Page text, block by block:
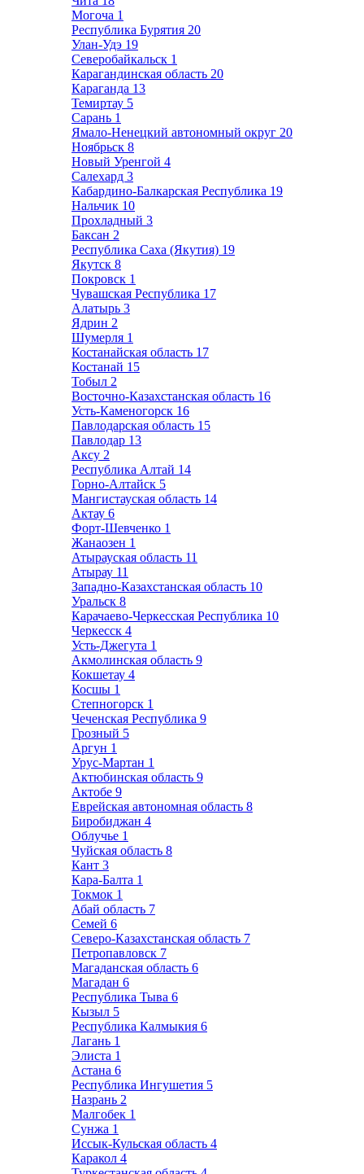
Могоча 1
Республика Бурятия 20
Улан-Удэ 19
Северобайкальск 1
Карагандинская область 20
Караганда 13
Темиртау 5
Сарань 1
Ямало-Ненецкий автономный округ 20
Ноябрьск 8
Новый Уренгой 4
Салехард 3
Кабардино-Балкарская Республика 19
Нальчик 10
Прохладный 3
Баксан 2
Республика Саха (Якутия) 19
Якутск 8
Покровск 1
Чувашская Республика 17
Алатырь 3
Ядрин 2
Шумерля 1
Костанайская область 17
Костанай 15
Тобыл 2
Восточно-Казахстанская область 16
Усть-Каменогорск 16
Павлодарская область 15
Павлодар 13
Аксу 2
Республика Алтай 14
Горно-Алтайск 5
Мангистауская область 14
Актау 6
Форт-Шевченко 1
Жанаозен 1
Атырауская область 11
Атырау 11
Западно-Казахстанская область 10
Уральск 8
Карачаево-Черкесская Республика 10
Черкесск 4
Усть-Джегута 1
Акмолинская область 9
Кокшетау 4
Косшы 1
Степногорск 1
Чеченская Республика 9
Грозный 5
Аргун 1
Урус-Мартан 1
Актюбинская область 9
Актобе 9
Еврейская автономная область 8
Биробиджан 4
Облучье 1
Чуйская область 8
Кант 3
Кара-Балта 1
Токмок 1
Абай область 7
Семей 6
Северо-Казахстанская область 7
Петропавловск 7
Магаданская область 6
Магадан 6
Республика Тыва 6
Кызыл 5
Республика Калмыкия 6
Лагань 1
Элиста 1
Астана 6
Республика Ингушетия 5
Назрань 2
Малгобек 1
Сунжа 1
Иссык-Кульская область 4
Каракол 4